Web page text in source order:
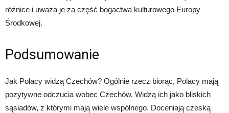
różnice i uważa je za część bogactwa kulturowego Europy
Środkowej.
Podsumowanie
Jak Polacy widzą Czechów? Ogólnie rzecz biorąc, Polacy mają
pozytywne odczucia wobec Czechów. Widzą ich jako bliskich
sąsiadów, z którymi mają wiele wspólnego. Doceniają czeską